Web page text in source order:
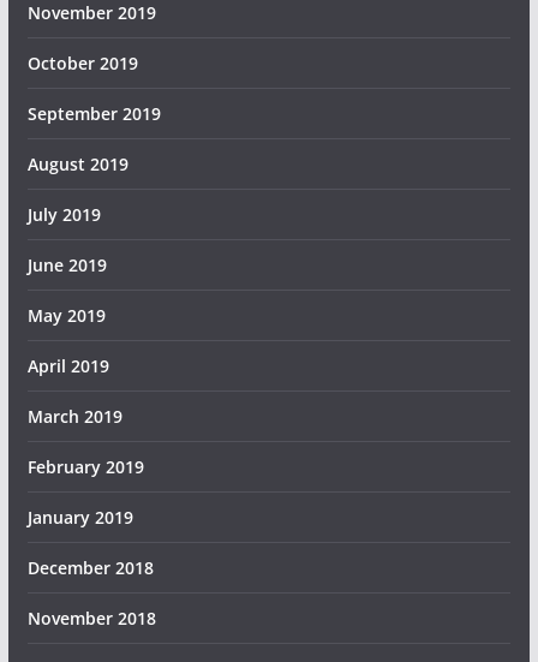
November 2019
October 2019
September 2019
August 2019
July 2019
June 2019
May 2019
April 2019
March 2019
February 2019
January 2019
December 2018
November 2018